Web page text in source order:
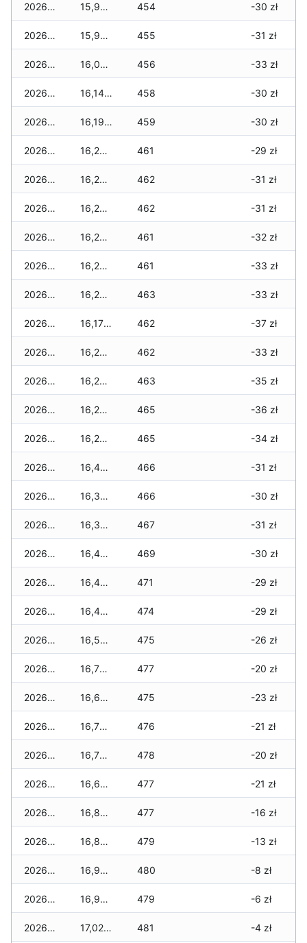
2026-02-24 15,990 zł 454 -30 zł
2026-02-23 15,990 zł 455 -31 zł
2026-02-22 16,060 zł 456 -33 zł
2026-02-21 16,140 zł 458 -30 zł
2026-02-20 16,190 zł 459 -30 zł
2026-02-19 16,250 zł 461 -29 zł
2026-02-18 16,250 zł 462 -31 zł
2026-02-17 16,260 zł 462 -31 zł
2026-02-16 16,270 zł 461 -32 zł
2026-02-15 16,200 zł 461 -33 zł
2026-02-14 16,250 zł 463 -33 zł
2026-02-13 16,170 zł 462 -37 zł
2026-02-12 16,290 zł 462 -33 zł
2026-02-11 16,260 zł 463 -35 zł
2026-02-10 16,260 zł 465 -36 zł
2026-02-09 16,270 zł 465 -34 zł
2026-02-08 16,400 zł 466 -31 zł
2026-02-07 16,370 zł 466 -30 zł
2026-02-06 16,370 zł 467 -31 zł
2026-02-05 16,470 zł 469 -30 zł
2026-02-04 16,470 zł 471 -29 zł
2026-02-03 16,460 zł 474 -29 zł
2026-02-02 16,550 zł 475 -26 zł
2026-02-01 16,700 zł 477 -20 zł
2026-01-31 16,640 zł 475 -23 zł
2026-01-30 16,720 zł 476 -21 zł
2026-01-29 16,750 zł 478 -20 zł
2026-01-28 16,670 zł 477 -21 zł
2026-01-27 16,820 zł 477 -16 zł
2026-01-26 16,870 zł 479 -13 zł
2026-01-25 16,980 zł 480 -8 zł
2026-01-24 16,990 zł 479 -6 zł
2026-01-23 17,020 zł 481 -4 zł